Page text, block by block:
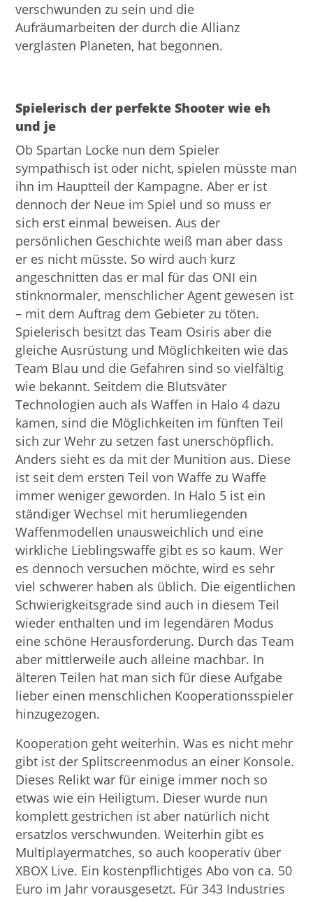
verschwunden zu sein und die
Aufräumarbeiten der durch die Allianz
verglasten Planeten, hat begonnen.
Spielerisch der perfekte Shooter wie eh
und je
Ob Spartan Locke nun dem Spieler
sympathisch ist oder nicht, spielen müsste man
ihn im Hauptteil der Kampagne. Aber er ist
dennoch der Neue im Spiel und so muss er
sich erst einmal beweisen. Aus der
persönlichen Geschichte weiß man aber dass
er es nicht müsste. So wird auch kurz
angeschnitten das er mal für das ONI ein
stinknormaler, menschlicher Agent gewesen ist
– mit dem Auftrag dem Gebieter zu töten.
Spielerisch besitzt das Team Osiris aber die
gleiche Ausrüstung und Möglichkeiten wie das
Team Blau und die Gefahren sind so vielfältig
wie bekannt. Seitdem die Blutsväter
Technologien auch als Waffen in Halo 4 dazu
kamen, sind die Möglichkeiten im fünften Teil
sich zur Wehr zu setzen fast unerschöpflich.
Anders sieht es da mit der Munition aus. Diese
ist seit dem ersten Teil von Waffe zu Waffe
immer weniger geworden. In Halo 5 ist ein
ständiger Wechsel mit herumliegenden
Waffenmodellen unausweichlich und eine
wirkliche Lieblingswaffe gibt es so kaum. Wer
es dennoch versuchen möchte, wird es sehr
viel schwerer haben als üblich. Die eigentlichen
Schwierigkeitsgrade sind auch in diesem Teil
wieder enthalten und im legendären Modus
eine schöne Herausforderung. Durch das Team
aber mittlerweile auch alleine machbar. In
älteren Teilen hat man sich für diese Aufgabe
lieber einen menschlichen Kooperationsspieler
hinzugezogen.
Kooperation geht weiterhin. Was es nicht mehr
gibt ist der Splitscreenmodus an einer Konsole.
Dieses Relikt war für einige immer noch so
etwas wie ein Heiligtum. Dieser wurde nun
komplett gestrichen ist aber natürlich nicht
ersatzlos verschwunden. Weiterhin gibt es
Multiplayermatches, so auch kooperativ über
XBOX Live. Ein kostenpflichtiges Abo von ca. 50
Euro im Jahr vorausgesetzt. Für 343 Industries